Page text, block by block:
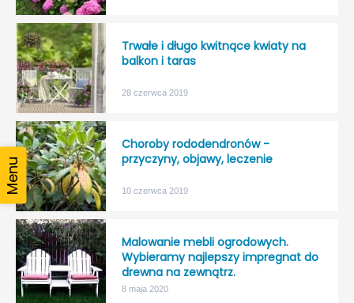
Trwałe i długo kwitnące kwiaty na
balkon i taras
28 czerwca 2019
Choroby rododendronów -
przyczyny, objawy, leczenie
10 czerwca 2019
Malowanie mebli ogrodowych.
Wybieramy najlepszy impregnat do
drewna na zewnątrz.
8 maja 2020